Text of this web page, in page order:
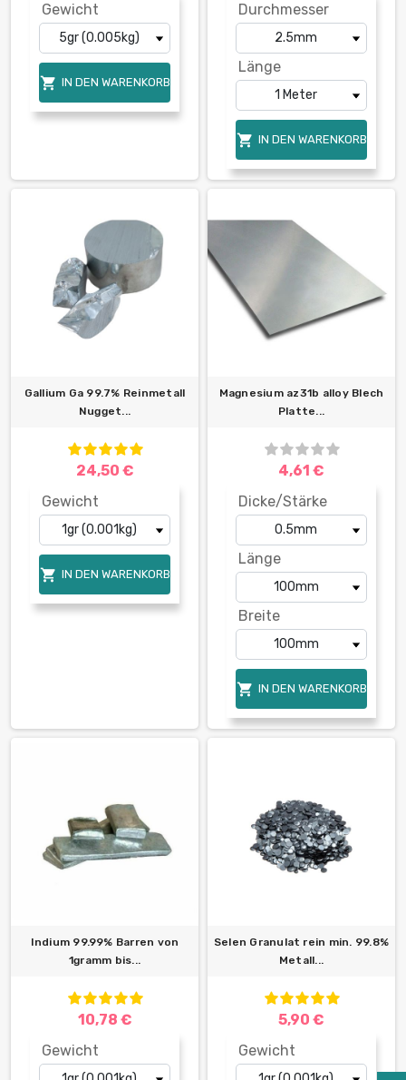
Gewicht
 IN DEN WARENKORB
Durchmesser
Länge
 IN DEN WARENKORB
Gallium Ga 99.7% Reinmetall
Nugget...
24,50 €
Gewicht
 IN DEN WARENKORB
Magnesium az31b alloy Blech
Platte...
4,61 €
Dicke/Stärke
Länge
Breite
 IN DEN WARENKORB
Indium 99.99% Barren von
1gramm bis...
10,78 €
Gewicht
Selen Granulat rein min. 99.8%
Metall...
5,90 €
Gewicht